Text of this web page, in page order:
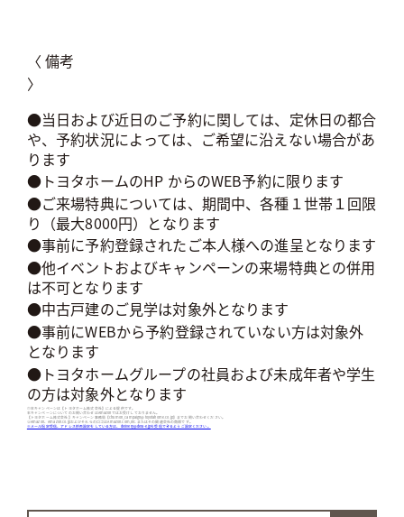
〈 備考
〉
●当日および近日のご予約に関しては、定休日の都合
や、予約状況によっては、ご希望に沿えない場合があ
ります
●トヨタホームのHP からのWEB予約に限ります
●ご来場特典については、期間中、各種１世帯１回限
り（最大8000円）となります
●事前に予約登録されたご本人様への進呈となります
●他イベントおよびキャンペーンの来場特典との併用
は不可となります
●中古戸建のご見学は対象外となります
●事前にWEBから予約登録されていない方は対象外
となります
●トヨタホームグループの社員および未成年者や学生
の方は対象外となります
①本キャンペーンは【トヨタホーム株式会社】による提供です。
本キャンペーンについてのお問い合わせはAmazonではお受けしておりません。
【トヨタホーム株式会社】キャンペーン事務局【chumon_campaign@toyotahome.co.jp】までお問い合わせください。
②Amazon、Amazon.co.jpおよびそれらのロゴはAmazon.com,Inc.またはその関連会社の商標です。
※メール指定受信、アドレス拒否設定をしている方は、delivery@dera-e.jpを受信できるようご設定ください。